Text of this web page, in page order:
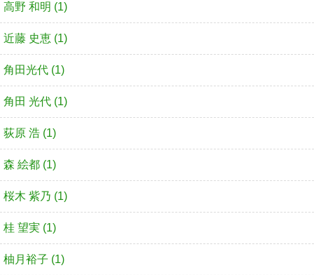
高野 和明 (1)
近藤 史恵 (1)
角田光代 (1)
角田 光代 (1)
荻原 浩 (1)
森 絵都 (1)
桜木 紫乃 (1)
桂 望実 (1)
柚月裕子 (1)